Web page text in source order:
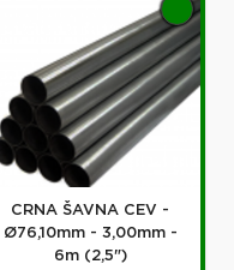
CRNA ŠAVNA CEV -
Ø76,10mm - 3,00mm -
6m (2,5")